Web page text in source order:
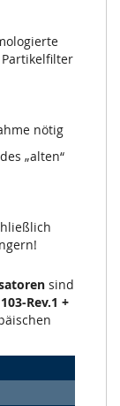
nötig
„alten“
sind
Rev.1 +